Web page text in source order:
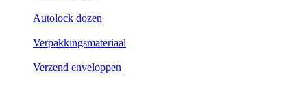
Autolock dozen
Verpakkingsmateriaal
Verzend enveloppen